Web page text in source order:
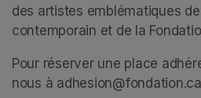
des artistes emblématiques de
contemporain et de la
Pour réserver une place
nous à